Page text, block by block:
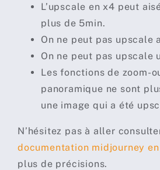
L’upscale en x4 peut
plus de 5min.
On ne peut pas upscale
On ne peut pas upscale
Les fonctions de zoom-
panoramique ne sont
une image qui a été
N’hésitez pas à aller
documentation midjourney
plus de précisions.